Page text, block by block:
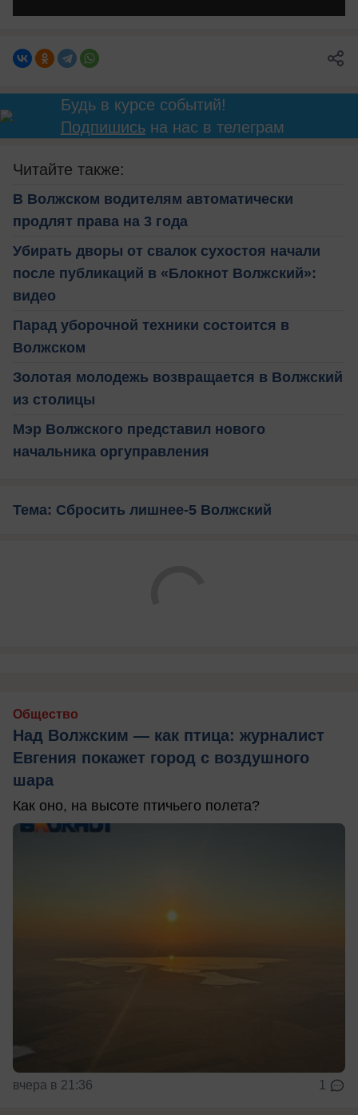
Будь в курсе событий!
Подпишисьна нас в телеграм
Читайте также:
В Волжском водителям автоматически
продлят права на 3 года
Убирать дворы от свалок сухостоя начали
после публикаций в «Блокнот Волжский»:
видео
Парад уборочной техники состоится в
Волжском
Золотая молодежь возвращается в Волжский
из столицы
Мэр Волжского представил нового
начальника оргуправления
Тема: Сбросить лишнее-5 Волжский
Общество
Над Волжским — как птица: журналист
Евгения покажет город с воздушного
шара
Как оно, на высоте птичьего полета?
вчера в 21:36 1